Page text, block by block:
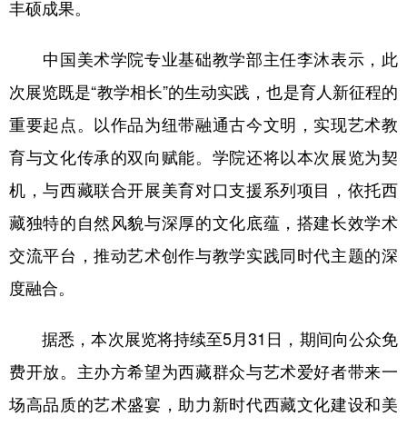
丰硕成果。
中国美术学院专业基础教学部主任李沐表示，此
次展览既是“教学相长”的生动实践，也是育人新征程的
重要起点。以作品为纽带融通古今文明，实现艺术教
育与文化传承的双向赋能。学院还将以本次展览为契
机，与西藏联合开展美育对口支援系列项目，依托西
藏独特的自然风貌与深厚的文化底蕴，搭建长效学术
交流平台，推动艺术创作与教学实践同时代主题的深
度融合。
据悉，本次展览将持续至5月31日，期间向公众免
费开放。主办方希望为西藏群众与艺术爱好者带来一
场高品质的艺术盛宴，助力新时代西藏文化建设和美